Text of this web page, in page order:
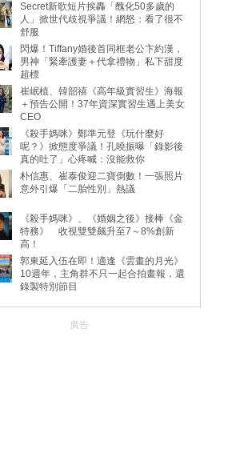
Secret新歌短片挨轟「醜化50多歲的
人」掀世代歧視爭議！網怒：看了很不
舒服
閃爆！Tiffany婚後首同框老公卞約漢，
男神「緊牽護妻＋代拿禮物」私下甜度
超標
崔岷植、韓韶禧《高年級實習生》海報
＋預告公開！37年資深實習生遇上美女
CEO
《殺手媽咪》鄭準元登《玩什麼好
呢？》掀態度爭議！孔曉振曝「錄影後
真的吐了」心疼喊：沒能救你
朴信惠、崔泰俊迎二寶倒數！一張照片
意外引爆「二胎性別」熱議
《殺手媽咪》、《婚姻之後》接棒《金
特務》 收視雙雙飆升至7～8%創新
高！
郭東延入伍在即！適逢《雲畫的月光》
10週年，主角群不只一起合拍畫報，還
錄製特別節目
廣告